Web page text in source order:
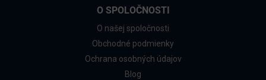
O SPOLOČNOSTI
O našej spoločnosti
Obchodné podmienky
Ochrana osobných údajov
Blog